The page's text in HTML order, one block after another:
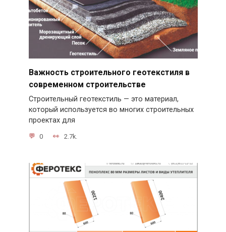
Важность строительного геотекстиля в
современном строительстве
Строительный геотекстиль — это материал,
который используется во многих строительных
проектах для
0 2.7k.